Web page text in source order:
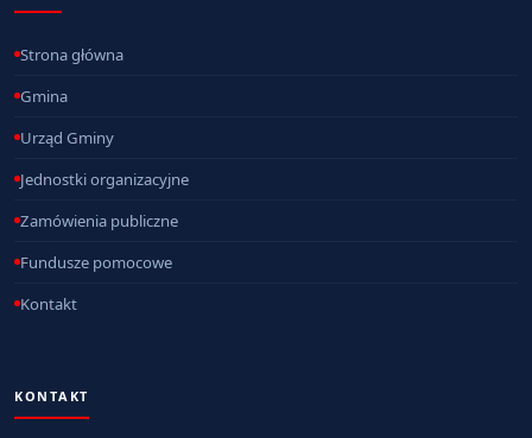
Strona główna
Gmina
Urząd Gminy
Jednostki organizacyjne
Zamówienia publiczne
Fundusze pomocowe
Kontakt
KONTAKT